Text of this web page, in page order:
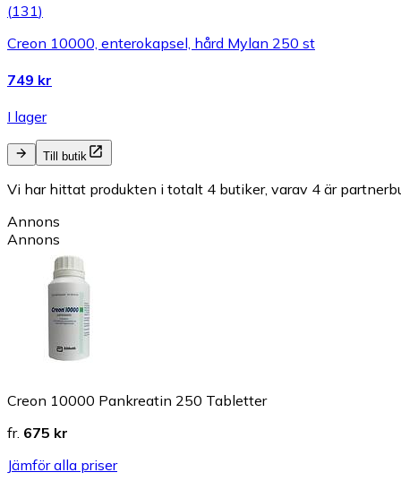
(131)
Creon 10000, enterokapsel, hård Mylan 250 st
749 kr
I lager
Till butik
Vi har hittat produkten i totalt 4 butiker, varav 4 är
Annons
Annons
Creon 10000 Pankreatin 250 Tabletter
fr. 675 kr
Jämför alla priser